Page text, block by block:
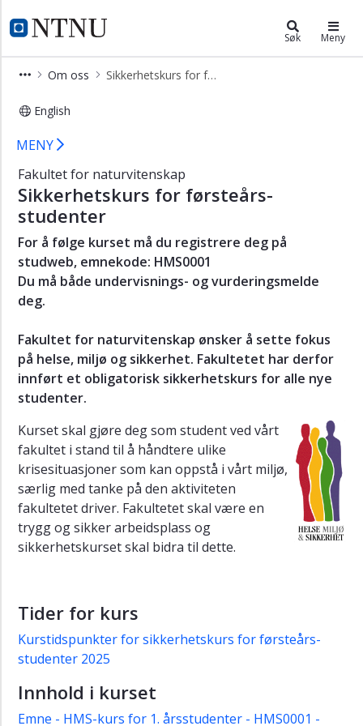
NTNU Hjemmeside
Fakultet for naturvitenskapSøk Meny
Om oss Sikkerhetskurs for førsteårs-studenter
English
Sikkerhetskurs for førsteårs-
×
Fakultet
for
Ansatte
Studier
Forskning
Ph.d./forskerutdanning
Samarbeidsforum
Strategi
og
ledelse
REALart
Åpne
foredrag
Helse,
miljø
Sikkerhetskurs
for
førsteårs-
studenter
Kurstidspunkter
HMS-
MENY
Fakultet for naturvitenskap
Sikkerhetskurs for førsteårs-
studenter
For å følge kurset må du registrere deg på
studweb, emnekode: HMS0001
Du må både undervisnings- og vurderingsmelde
deg.
Fakultet for naturvitenskap ønsker å sette fokus
på helse, miljø og sikkerhet. Fakultetet har derfor
innført et obligatorisk sikkerhetskurs for alle nye
studenter.
Kurset skal gjøre deg som student ved vårt
fakultet i stand til å håndtere ulike
krisesituasjoner som kan oppstå i vårt miljø,
særlig med tanke på den aktiviteten
fakultetet driver. Fakultetet skal være en
trygg og sikker arbeidsplass og
sikkerhetskurset skal bidra til dette.
Tider for kurs
Kurstidspunkter for sikkerhetskurs for førsteårs-
studenter 2025
Innhold i kurset
Emne - HMS-kurs for 1. årsstudenter - HMS0001 -